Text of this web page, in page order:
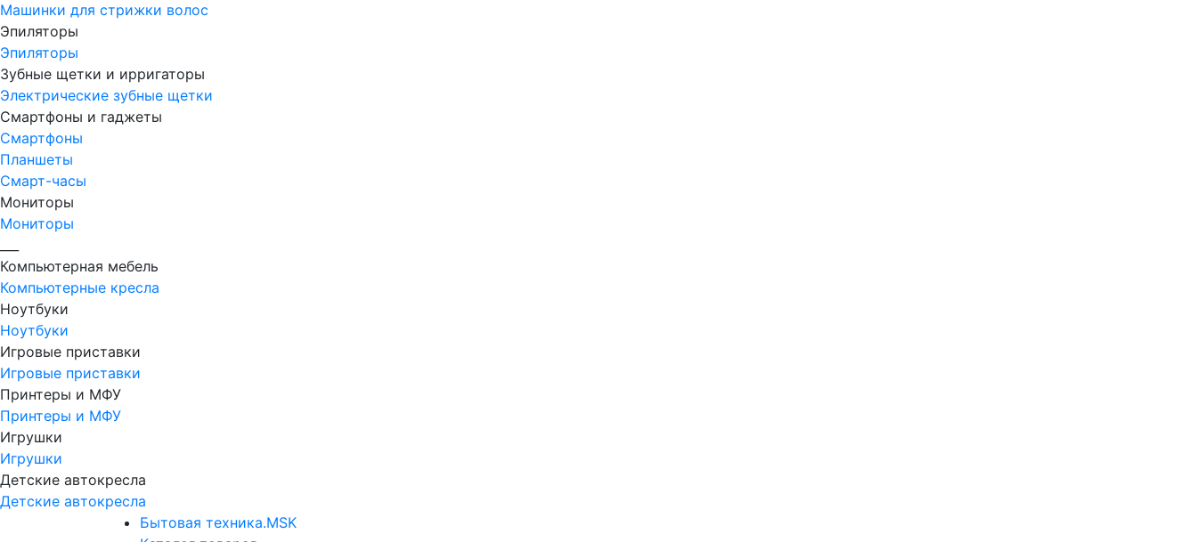
Машинки для стрижки волос
Эпиляторы
Эпиляторы
Зубные щетки и ирригаторы
Электрические зубные щетки
Смартфоны и гаджеты
Смартфоны
Планшеты
Смарт-часы
Мониторы
Мониторы
Компьютерная мебель
Компьютерные кресла
Ноутбуки
Ноутбуки
Игровые приставки
Игровые приставки
Принтеры и МФУ
Принтеры и МФУ
Игрушки
Игрушки
Детские автокресла
Детские автокресла
Бытовая техника.MSK